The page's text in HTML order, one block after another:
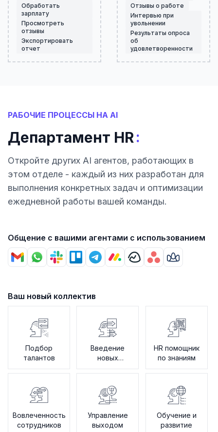
Обработать
зарплату
Просмотреть
отзывы
Экспортировать
отчет
Отзывы о работе
Интервью при
увольнении
Результаты опроса
об
удовлетворенности
РАБОЧИЕ ПРОЦЕССЫ НА AI
Департамент HR:
Откройте других AI агентов, работающих в
этом отделе - каждый из них разработан для
выполнения конкретных задач и оптимизации
ежедневной работы вашей команды.
Общение с вашими агентами с использованием
Ваш новый коллектив
Подбор
талантов
Введение
новых
сотрудников
HR помощник
по знаниям
Вовлеченность
сотрудников
Управление
выходом
Обучение и
развитие